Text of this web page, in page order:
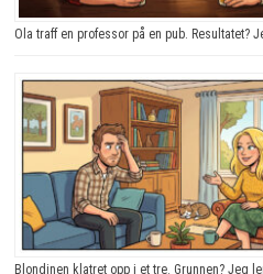
Ola traff en professor på en pub. Resultatet?
Blondinen klatret opp i et tre. Grunnen? Jeg